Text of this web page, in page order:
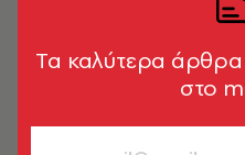
Tα καλύτερα άρθρα
στο